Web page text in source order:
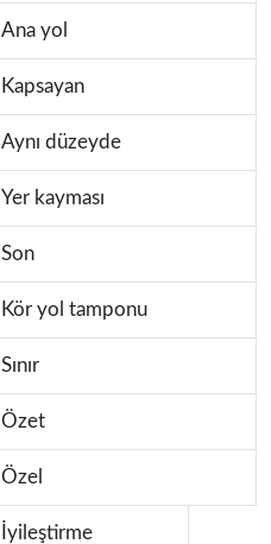
Ana yol
Kapsayan
Aynı düzeyde
Yer kayması
Son
Kör yol tamponu
Sınır
Özet
Özel
İyileştirme